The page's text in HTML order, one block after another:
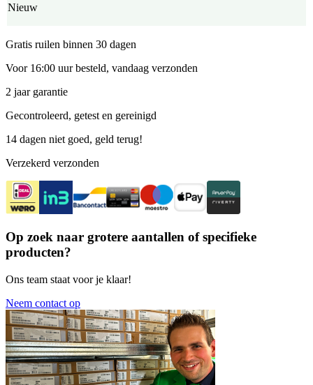
Nieuw
Gratis ruilen binnen 30 dagen
Voor 16:00 uur besteld, vandaag verzonden
2 jaar garantie
Gecontroleerd, getest en gereinigd
14 dagen niet goed, geld terug!
Verzekerd verzonden
Op zoek naar grotere aantallen of specifieke
producten?
Ons team staat voor je klaar!
Neem contact op